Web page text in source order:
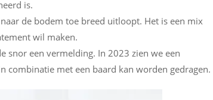
is.
de bodem toe breed uitloopt. Het is een mix
wil maken.
snor een vermelding. In 2023 zien we een
combinatie met een baard kan worden gedragen.